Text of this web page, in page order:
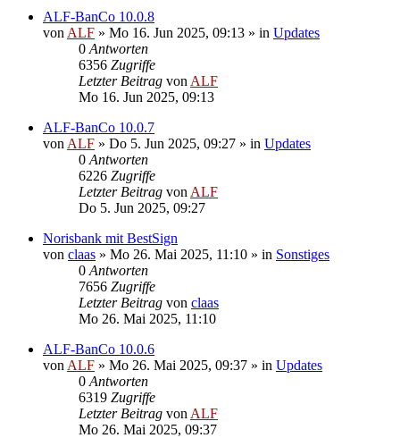
ALF-BanCo 10.0.8
von ALF » Mo 16. Jun 2025, 09:13 » in Updates
0 Antworten
6356 Zugriffe
Letzter Beitrag von ALF
Mo 16. Jun 2025, 09:13
ALF-BanCo 10.0.7
von ALF » Do 5. Jun 2025, 09:27 » in Updates
0 Antworten
6226 Zugriffe
Letzter Beitrag von ALF
Do 5. Jun 2025, 09:27
Norisbank mit BestSign
von claas » Mo 26. Mai 2025, 11:10 » in Sonstiges
0 Antworten
7656 Zugriffe
Letzter Beitrag von claas
Mo 26. Mai 2025, 11:10
ALF-BanCo 10.0.6
von ALF » Mo 26. Mai 2025, 09:37 » in Updates
0 Antworten
6319 Zugriffe
Letzter Beitrag von ALF
Mo 26. Mai 2025, 09:37